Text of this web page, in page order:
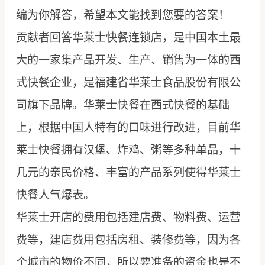
编为你解答，希望本文能找到您要的答案！
贡献者回答华莱士快餐连锁店，是中国本土最
大的一家集产品开发、生产、销售为一体的西
式快餐企业，是福建省华莱士食品股份有限公
司旗下品牌。华莱士快餐在西式快餐的基础
上，根据中国人特有的口味进行改进，目前华
莱士快餐拥有汉堡、炸鸡、粥等多种单品，十
几元的亲民价格、丰富的产品系列使得华莱士
快餐人气爆表。
华莱士开店的费用包括建店费、物料费、运营
费等，建店费用包括房租、装修费等，因为各
个城市的物价不同，所以要准备的资金也是不